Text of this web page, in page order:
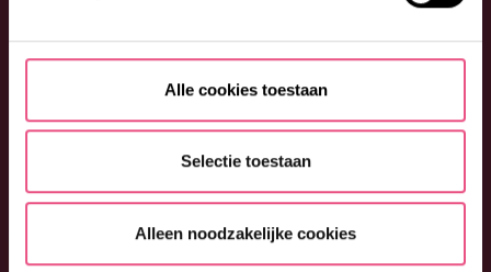
Alle cookies toestaan
Selectie toestaan
Alleen noodzakelijke cookies
LEES HET VERHAAL